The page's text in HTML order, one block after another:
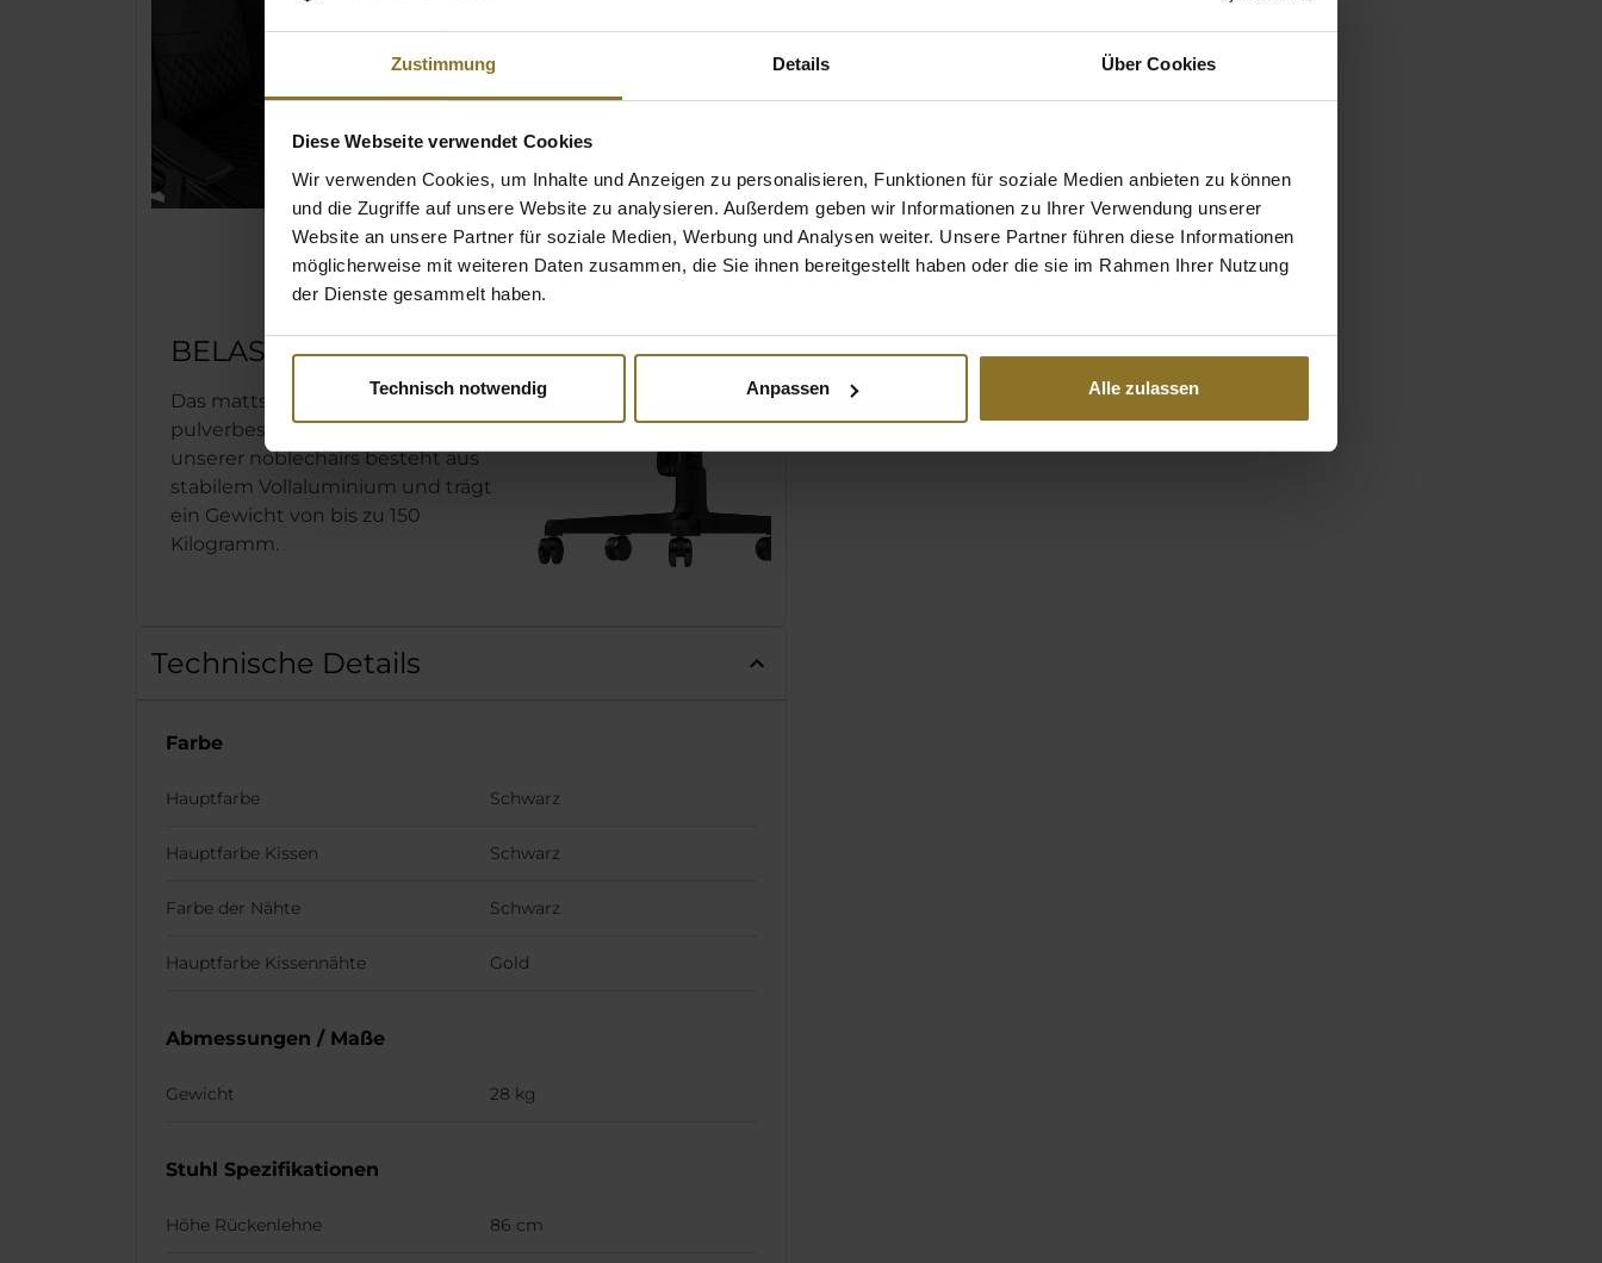
Zustimmung Details Über Cookies
Diese Webseite verwendet Cookies
Wir verwenden Cookies, um Inhalte und Anzeigen zu personalisieren, Funktionen für soziale Medien anbieten zu können
und die Zugriffe auf unsere Website zu analysieren. Außerdem geben wir Informationen zu Ihrer Verwendung unserer
Website an unsere Partner für soziale Medien, Werbung und Analysen weiter. Unsere Partner führen diese Informationen
möglicherweise mit weiteren Daten zusammen, die Sie ihnen bereitgestellt haben oder die sie im Rahmen Ihrer Nutzung
der Dienste gesammelt haben.
Technisch notwendig Anpassen Alle zulassen
lassen sich in vier Dimensionen
verstellen: horizontal
(Längsachse), lateral (Querachse),
der justierbare Neigungswinkel.
So wird eine optimale Anpassung
an den individuellen Schreibtisch
kinderleicht.
BELASTBARE BASIS
Das mattschwarz
pulverbeschichtete Fußkreuz
unserer noblechairs besteht aus
stabilem Vollaluminium und trägt
ein Gewicht von bis zu 150
Kilogramm.
Technische Details
Farbe
Hauptfarbe Schwarz
Hauptfarbe Kissen Schwarz
Farbe der Nähte Schwarz
Hauptfarbe Kissennähte Gold
Abmessungen / Maße
Gewicht 28 kg
Stuhl Spezifikationen
Höhe Rückenlehne 86 cm